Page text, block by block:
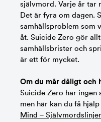
självmord. Varje år tar
Det är fyra om dagen.
samhällsproblem som
åt. Suicide Zero gör
samhällsbrister och
är ett för mycket.
Om du mår dåligt och
Suicide Zero har ingen
men här kan du få
Mind –